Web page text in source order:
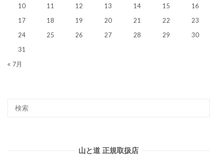
10
11 12 13 14 15
16
17
18 19 20 21 22
23
24
25 26 27 28 29
30
31
« 7月
山と道 正規取扱店